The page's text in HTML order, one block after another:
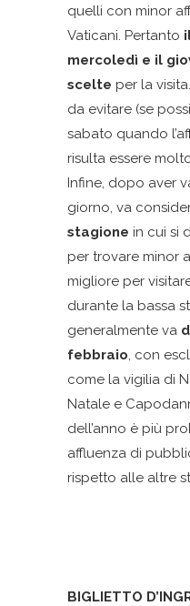
quelli con minor
Vaticani. Pertanto
mercoledì e il
scelte per la
da evitare (se
sabato quando
risulta essere
Infine, dopo aver
giorno, va
stagione in cui si
per trovare minor
migliore per
durante la bassa
generalmente va
febbraio, con
come la vigilia di
Natale e
dell’anno è più
affluenza di
rispetto alle altre
BIGLIETTO